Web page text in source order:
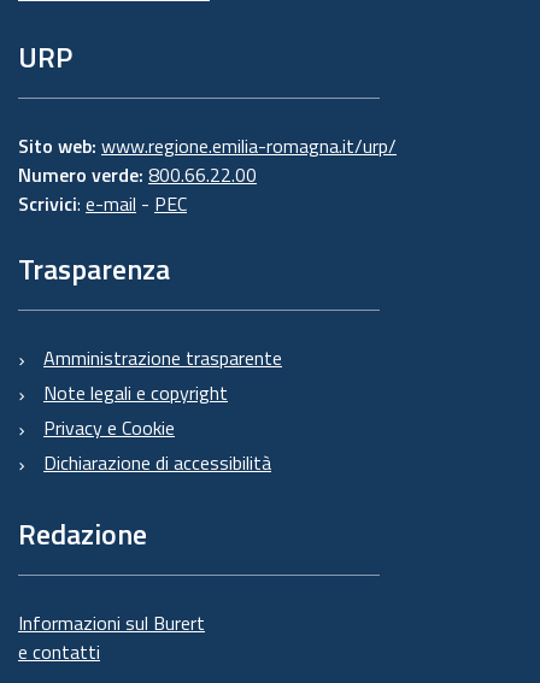
URP
Sito web: www.regione.emilia-romagna.it/urp/
Numero verde: 800.66.22.00
Scrivici: e-mail - PEC
Trasparenza
Amministrazione trasparente
Note legali e copyright
Privacy e Cookie
Dichiarazione di accessibilità
Redazione
Informazioni sul Burert
e contatti